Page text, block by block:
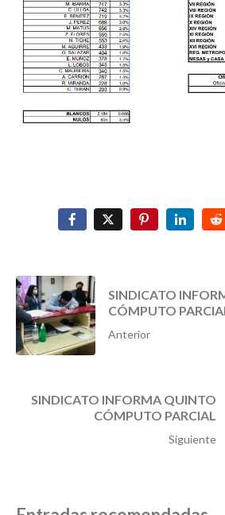
SINDICATO
CÓMPUTO
Anterior
SINDICATO INFORMA QUINTO
CÓMPUTO PARCIAL
Siguiente